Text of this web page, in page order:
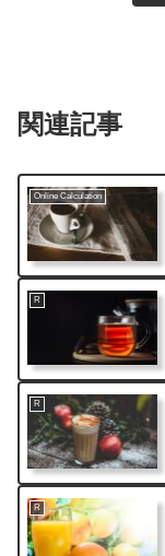
関連記事
Online Calculation
R
R
R